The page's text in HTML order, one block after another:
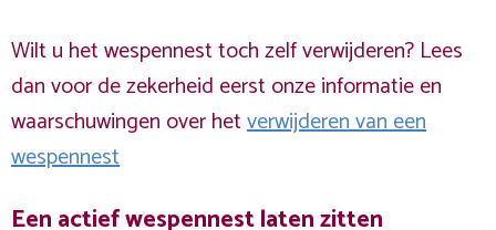
Wilt u het wespennest toch zelf verwijderen? Lees
dan voor de zekerheid eerst onze informatie en
waarschuwingen over hetverwijderen van een
wespennest
Een actief wespennest laten zitten